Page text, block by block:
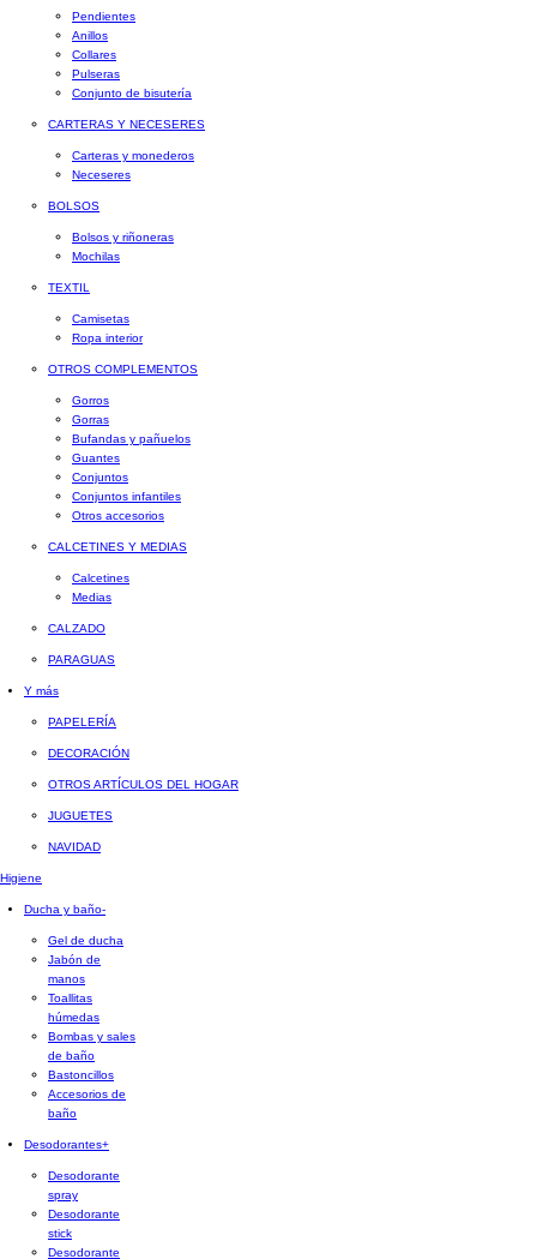
Pendientes
Anillos
Collares
Pulseras
Conjunto de bisutería
CARTERAS Y NECESERES
Carteras y monederos
Neceseres
BOLSOS
Bolsos y riñoneras
Mochilas
TEXTIL
Camisetas
Ropa interior
OTROS COMPLEMENTOS
Gorros
Gorras
Bufandas y pañuelos
Guantes
Conjuntos
Conjuntos infantiles
Otros accesorios
CALCETINES Y MEDIAS
Calcetines
Medias
CALZADO
PARAGUAS
Y más
PAPELERÍA
DECORACIÓN
OTROS ARTÍCULOS DEL HOGAR
JUGUETES
NAVIDAD
Higiene
Ducha y baño-
Gel de ducha
Jabón de
manos
Toallitas
húmedas
Bombas y sales
de baño
Bastoncillos
Accesorios de
baño
Desodorantes+
Desodorante
spray
Desodorante
stick
Desodorante